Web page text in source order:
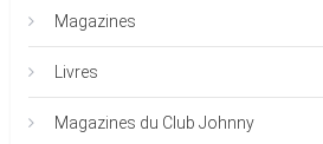
Magazines
Livres
Magazines du Club Johnny